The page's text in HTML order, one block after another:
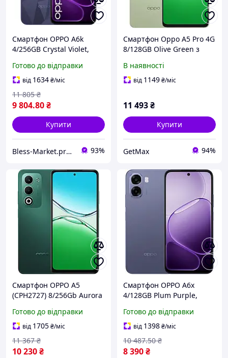
Смартфон OPPO A6k
4/256GB Crystal Violet,
Snapdragon 685, 6100 мАг
Готово до відправки
від 1634₴/міс
9 804.80₴
11 805 ₴
Купити
Bless-Market.prom.ua 93%
Смартфон Oppo A5 Pro 4G
8/128GB Olive Green з
5800мАг, захистом IP69 та
Android 15
В наявності
від 1149₴/міс
11 493₴
Купити
GetMax 94%
Смартфон OPPO A5
(CPH2727) 8/256Gb Aurora
Готово до відправки
від 1705₴/міс
10 230₴
11 367 ₴
Смартфон OPPO A6x
4/128GB Plum Purple,
Snapdragon 685, 6100 мАг
Готово до відправки
від 1398₴/міс
8 390₴
10 487.50 ₴